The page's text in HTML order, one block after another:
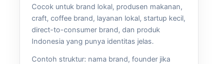
Cocok untuk brand lokal, produsen makanan,
craft, coffee brand, layanan lokal, startup kecil,
direct-to-consumer brand, dan produk
Indonesia yang punya identitas jelas.
Contoh struktur: nama brand, founder jika